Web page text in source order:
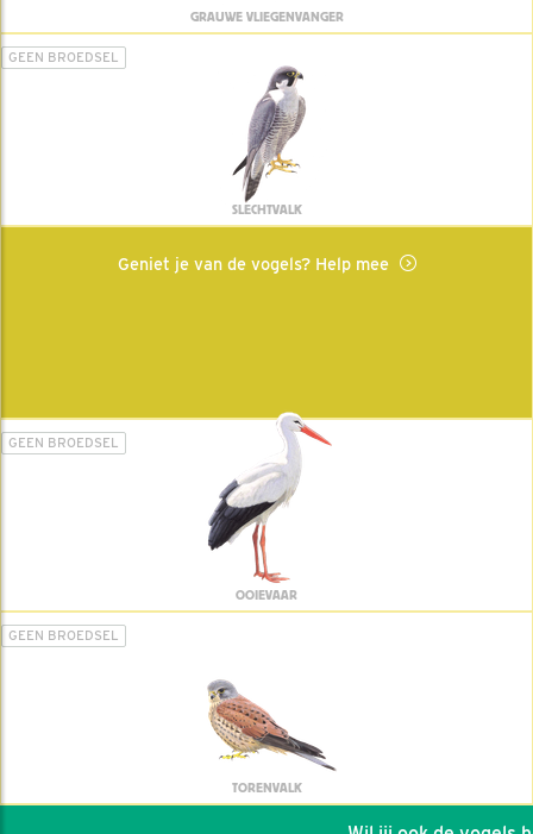
GRAUWE VLIEGENVANGER
GEEN BROEDSEL
SLECHTVALK
Geniet je van de vogels? Help mee
GEEN BROEDSEL
OOIEVAAR
GEEN BROEDSEL
TORENVALK